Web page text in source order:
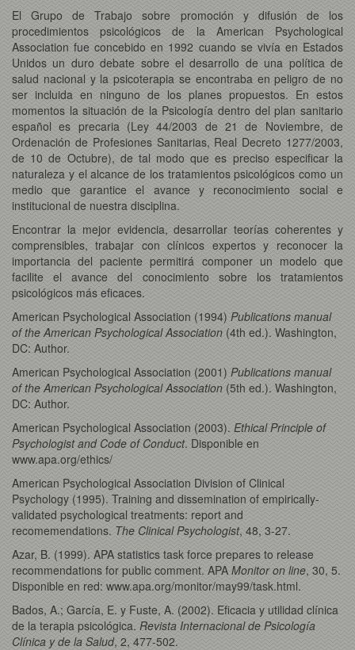
El Grupo de Trabajo sobre promoción y difusión de los
procedimientos psicológicos de la American Psychological
Association fue concebido en 1992 cuando se vivía en Estados
Unidos un duro debate sobre el desarrollo de una política de
salud nacional y la psicoterapia se encontraba en peligro de no
ser incluida en ninguno de los planes propuestos. En estos
momentos la situación de la Psicología dentro del plan sanitario
español es precaria (Ley 44/2003 de 21 de Noviembre, de
Ordenación de Profesiones Sanitarias, Real Decreto 1277/2003,
de 10 de Octubre), de tal modo que es preciso especificar la
naturaleza y el alcance de los tratamientos psicológicos como un
medio que garantice el avance y reconocimiento social e
institucional de nuestra disciplina.
Encontrar la mejor evidencia, desarrollar teorías coherentes y
comprensibles, trabajar con clínicos expertos y reconocer la
importancia del paciente permitirá componer un modelo que
facilite el avance del conocimiento sobre los tratamientos
psicológicos más eficaces.
American Psychological Association (1994) Publications manual
of the American Psychological Association (4th ed.). Washington,
DC: Author.
American Psychological Association (2001) Publications manual
of the American Psychological Association (5th ed.). Washington,
DC: Author.
American Psychological Association (2003). Ethical Principle of
Psychologist and Code of Conduct. Disponible en
www.apa.org/ethics/
American Psychological Association Division of Clinical
Psychology (1995). Training and dissemination of empirically-
validated psychological treatments: report and
recomemendations. The Clinical Psychologist, 48, 3-27.
Azar, B. (1999). APA statistics task force prepares to release
recommendations for public comment. APA Monitor on line, 30, 5.
Disponible en red: www.apa.org/monitor/may99/task.html.
Bados, A.; García, E. y Fuste, A. (2002). Eficacia y utilidad clínica
de la terapia psicológica. Revista Internacional de Psicología
Clínica y de la Salud, 2, 477-502.